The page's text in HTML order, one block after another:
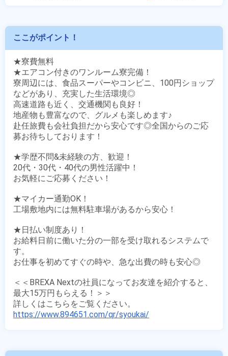
ここがポイント！
★寮費無料
★エアコン付きのワンルーム寮完備！
寮周辺には、食品スーパーやコンビニ、100円ショップ
などがあり、充実した生活環境◎
高速道路も近く、交通機関も良好！
地産物も豊富なので、グルメも楽しめます♪
赴任旅費も会社負担だから安心です◎全国からのご応
募お待ちしております！
★学歴不問&未経験の方、歓迎！
20代・30代・40代の男性活躍中！
お気軽にご応募ください！
★マイカー通勤OK！
工場敷地内には無料駐車場があるから安心！
★日払い制度あり！
お給料日前に働いた分の一部を受け取れるシステムで
す。
お仕事を初めてすぐの時や、急な出費の時も安心◎
＜＜BREXA Nextの社員になってお友達を紹介すると、
最大15万円もらえる！＞＞
https://www.894651.com/qr/syoukai/